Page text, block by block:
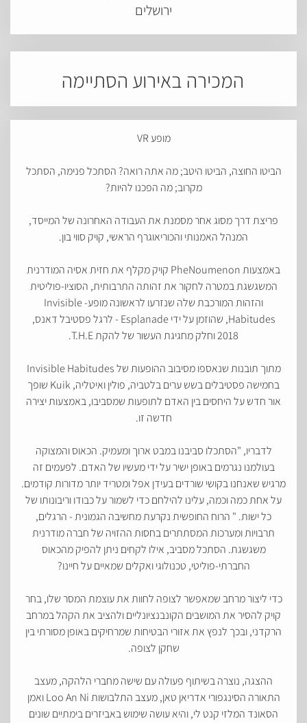
ירושלים
המכירה באירוע הסתיימה
מופע VR
הביטו החוצה, הביטו היטב; מה אתה רואה? הסתכל פנימה, הסתכל
מקרוב; מה הפכנו להיות?
פריצת דרך מסוג אחר מסמנת את העבודה האחרונה של המייסד,
המנהל האמנותי והכוריאוגרף הראשי, קויק סווי בון.
באמצעות PheNoumenon קויק מקלף את חזית אסיה המודרנית
המשגשגת במטרה לחקור את זהותה התרבותית, הסוציו-פוליטית
והזהות המורכבת שלה שנזרעו לראשונה מופע- Invisible
Habitudes, שהוזמן על ידי Esplanade - לרגל פסטיבל דאנס,
2018 וחלק מחגיגת העשור של להקת T.H.E.
מתוך תובנות שנאספו מסיבוב ההופעות של Invisible Habitudes
בחמישה פסטיבלים בשש ערים בלטביה, פולין ואיטליה, Kuik שופך
אור חדש על היחסים בין האדם לתופעות שמסביבו, באמצעות יצירה
חדשה זו.
לדבריו, "הסתכלו סביבנו במבט ארוך ומעמיק. הכאוס והמצוקה
בעולמנו נגרמים באופן ישיר על ידי מעשיו של האדם. לפעמים זה
מרגיש שאנחנו בקושי שורדים בעידן אפל ומטריד יותר מדורות קודמים.
על אחת כמה וכמה, עלינו להילחם כדי לשמור על כבודו וריבונותו של
כל ישות. " הרוח החופשית נקרעת מחשיבה הגמונית - הרגלים,
תרבויות ומערכות המסתתרים בחסות ההזויה של חברה מודרנית
משגשגת. הסתכל מסביב, אילו לקחים ניתן להפיק מהכאוס
החברתי-פוליטי, טכנולוגי ואקלים שמאיים על חיינו?
כדי ליצור מרחב שמאפשר לצופה לחוות את עוצמת המסר שלו, בחר
קויק להסיר את המושבים הקונבנציונליים ולהציב את הקהל במרחב
הרקדני, ובכך לנפץ את אזורי הבטיחות שמרחיקים באופן מסורתי בין
שחקן לצופה.
ההצגה, נוצרה בשיתוף פעולה עם שישה מחברי הלהקה, מעצב
התאורה הסינגפורי אדריאן טאן, מעצב התלבושות Loo An Ni ואמן
הסאונד המלזי קנט לי, והיא עושה שימוש באביזרים בימתיים שונים